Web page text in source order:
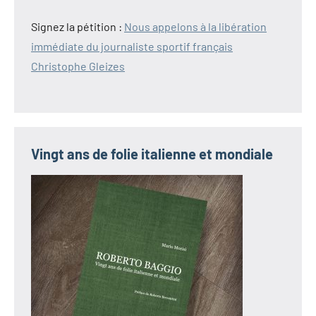
Signez la pétition : Nous appelons à la libération
immédiate du journaliste sportif français
Christophe Gleizes
Vingt ans de folie italienne et mondiale